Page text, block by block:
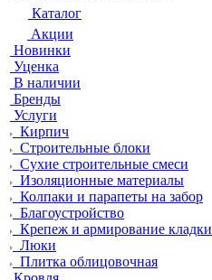
Каталог
Акции
Новинки
Уценка
В наличии
Бренды
Услуги
Кирпич
Строительные блоки
Сухие строительные смеси
Изоляционные материалы
Колпаки и парапеты на забор
Благоустройство
Крепеж и армирование кладки
Люки
Плитка облицовочная